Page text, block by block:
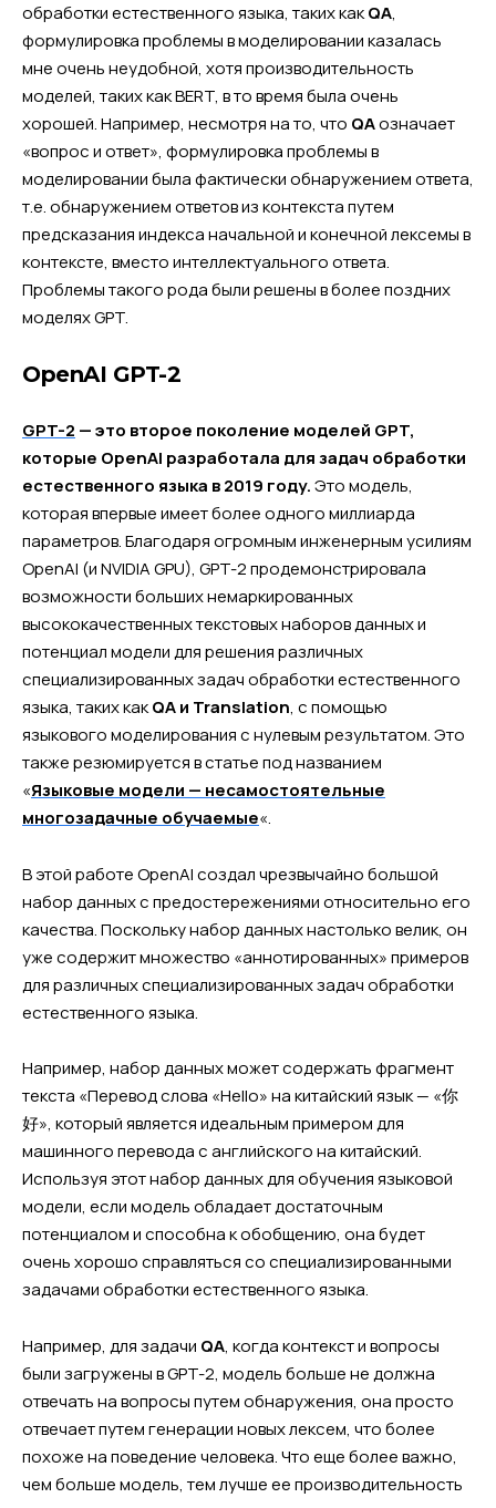
обработки естественного языка, таких какQA,
формулировка проблемы в моделировании казалась
мне очень неудобной, хотя производительность
моделей, таких как BERT, в то время была очень
хорошей. Например, несмотря на то, что QAозначает
«вопрос и ответ», формулировка проблемы в
моделировании была фактически обнаружением ответа,
т.е. обнаружением ответов из контекста путем
предсказания индекса начальной и конечной лексемы в
контексте, вместо интеллектуального ответа.
Проблемы такого рода были решены в более поздних
моделях GPT.
OpenAI GPT-2
GPT-2 — это второе поколение моделей GPT,
которые OpenAI разработала для задач обработки
естественного языка в 2019 году.Это модель,
которая впервые имеет более одного миллиарда
параметров. Благодаря огромным инженерным усилиям
OpenAI (и NVIDIA GPU), GPT-2 продемонстрировала
возможности больших немаркированных
высококачественных текстовых наборов данных и
потенциал модели для решения различных
специализированных задач обработки естественного
языка, таких какQA и Translation, с помощью
языкового моделирования с нулевым результатом. Это
также резюмируется в статье под названием
«Языковые модели — несамостоятельные
многозадачные обучаемые«.
В этой работе OpenAI создал чрезвычайно большой
набор данных с предостережениями относительно его
качества. Поскольку набор данных настолько велик, он
уже содержит множество «аннотированных» примеров
для различных специализированных задач обработки
естественного языка.
Например, набор данных может содержать фрагмент
текста «Перевод слова «Hello» на китайский язык — «你
好», который является идеальным примером для
машинного перевода с английского на китайский.
Используя этот набор данных для обучения языковой
модели, если модель обладает достаточным
потенциалом и способна к обобщению, она будет
очень хорошо справляться со специализированными
задачами обработки естественного языка.
Например, для задачи QA, когда контекст и вопросы
были загружены в GPT-2, модель больше не должна
отвечать на вопросы путем обнаружения, она просто
отвечает путем генерации новых лексем, что более
похоже на поведение человека. Что еще более важно,
чем больше модель, тем лучше ее производительность